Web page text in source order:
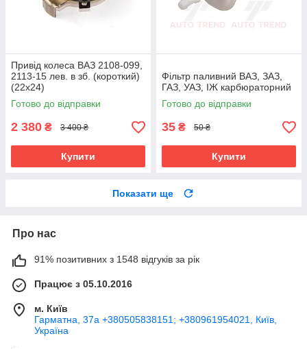
Привід колеса ВАЗ 2108-099,
2113-15 лев. в зб. (короткий)
(22х24)
Готово до відправки
2 380 ₴ 3 400 ₴
Купити
Фільтр паливний ВАЗ, ЗАЗ,
ГАЗ, УАЗ, ІЖ карбюраторний
Готово до відправки
35 ₴ 50 ₴
Купити
Показати ще
Про нас
91% позитивних з 1548 відгуків за рік
Працює з 05.10.2016
м. Київ
Гарматна, 37а +380505838151; +380961954021, Київ,
Україна